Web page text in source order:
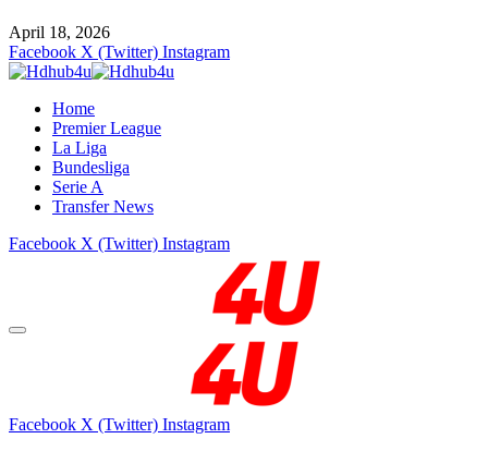
April 18, 2026
Facebook X (Twitter) Instagram
Home
Premier League
La Liga
Bundesliga
Serie A
Transfer News
Facebook X (Twitter) Instagram
Facebook X (Twitter) Instagram